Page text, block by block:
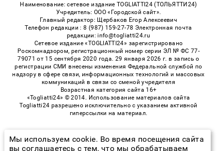
Наименование: сетевое издание TOGLIATTI24 (ТОЛЬЯТТИ24)
Учредитель: ООО «Городской сайт».
Главный редактор: Щербаков Егор Алексеевич
Телефон редакции : 8 (987) 159-27-78 Электронная почта
редакции: info@togliatti24.ru
Сетевое издание «TOGLIATTI24» зарегистрировано
Роскомнадзором, регистрационный номер серии ЭЛ № ФС 77-
79071 от 15 сентября 2020 года. 29 января 2026 г. в запись о
регистрации СМИ внесены изменения Федеральной службой по
надзору в сфере связи, информационных технологий и массовых
коммуникаций в связи со сменой учредителя
Возрастная категория сайта 16+
«Togliatti24» © 2014. Использование материалов сайта
Togliatti24 разрешено исключительно с указанием активной
гиперссылки на материал.
© 2026 «Togliatti24» | Все права защищены
Мы используем cookie. Во время посещения сайта
вы соглашаетесь с тем, что мы обрабатываем